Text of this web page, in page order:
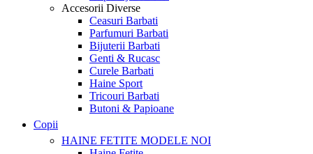
Accesorii Diverse
Ceasuri Barbati
Parfumuri Barbati
Bijuterii Barbati
Genti & Rucasc
Curele Barbati
Haine Sport
Tricouri Barbati
Butoni & Papioane
Copii
HAINE FETITE MODELE NOI